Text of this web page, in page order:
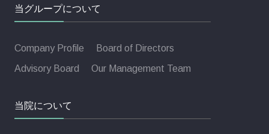
当グループについて
Company Profile
Board of Directors
Advisory Board
Our Management Team
当院について